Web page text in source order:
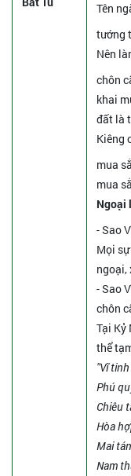
Tên
tướng
Nên
chôn
khai
đất là
Kiêng
mua
mua
Ngoại
- Sao
Mọi
ngoại,
- Sao
chôn
Tại Kỷ
thể
"Vĩ
Phú
Chiêu
Hòa
Mai
Nam